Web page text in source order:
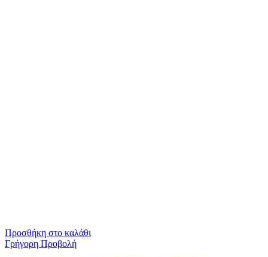
Προσθήκη στο καλάθι
Γρήγορη Προβολή